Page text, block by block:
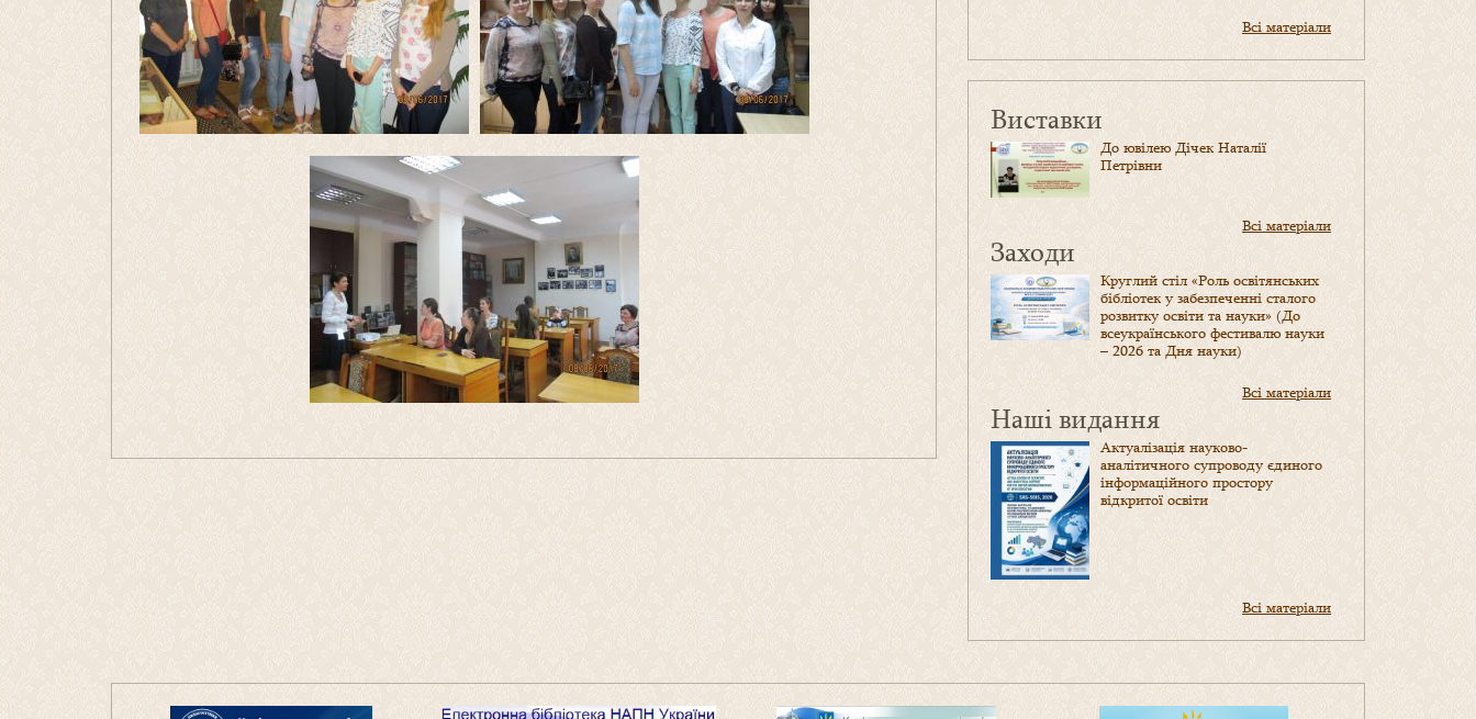
Всі матеріали
Виставки
До ювілею Дічек Наталії
Петрівни
Всі матеріали
Заходи
Круглий стіл «Роль освітянських
бібліотек у забезпеченні сталого
розвитку освіти та науки» (До
всеукраїнського фестивалю науки
– 2026 та Дня науки)
Всі матеріали
Наші видання
Актуалізація науково-
аналітичного супроводу єдиного
інформаційного простору
відкритої освіти
Всі матеріали